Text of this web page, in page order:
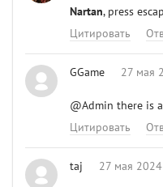
Nartan, press
Цитировать
GGame 27 мая
@Admin there is
Цитировать
taj 27 мая